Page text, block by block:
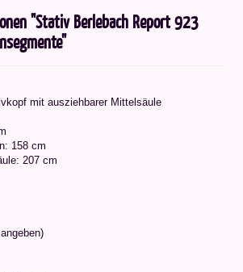
"Stativ Berlebach Report 923
mit ausziehbarer Mittelsäule
158 cm
207 cm